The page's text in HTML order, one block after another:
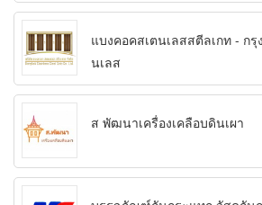
แบงคอคสเตนเลสสตีลเกท - กรุ
นเลส
ส พัฒนาเครื่องเคลือบดินเผา